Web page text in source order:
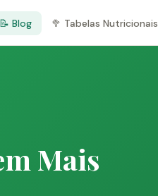
📝 Blog 🥦 Tabelas Nutricionais
Mais